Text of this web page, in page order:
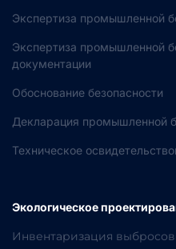
Экспертиза промышленной
Экспертиза промышленной
документации
Обоснование безопасности
Декларация промышленной
Техническое
Экологическое
Инвентаризация выбросов